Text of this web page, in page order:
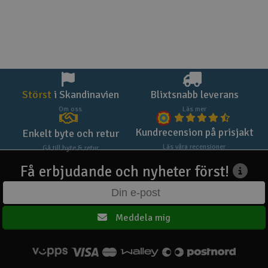
Störst i Skandinavien
Om oss
Blixtsnabb leverans
Läs mer
Enkelt byte och retur
Gå till byte & retur
Kundrecension på prisjakt
Läs våra recensioner
Få erbjudande och nyheter först!
Meddela mig